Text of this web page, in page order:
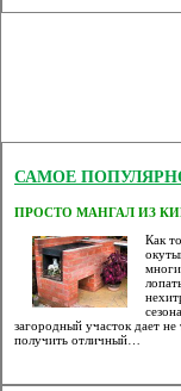
САМОЕ
ПРОСТО МАНГАЛ ИЗ
Как
загородный участок дает
получить отличный…